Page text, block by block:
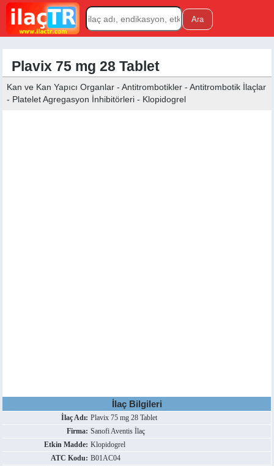
Plavix 75 mg 28 Tablet
Kan ve Kan Yapıcı Organlar - Antitrombotikler - Antitrombotik İlaçlar
- Platelet Agregasyon İnhibitörleri - Klopidogrel
İlaç Bilgileri
İlaç Adı: Plavix 75 mg 28 Tablet
Firma: Sanofi Aventis İlaç
Etkin Madde: Klopidogrel
ATC Kodu: B01AC04